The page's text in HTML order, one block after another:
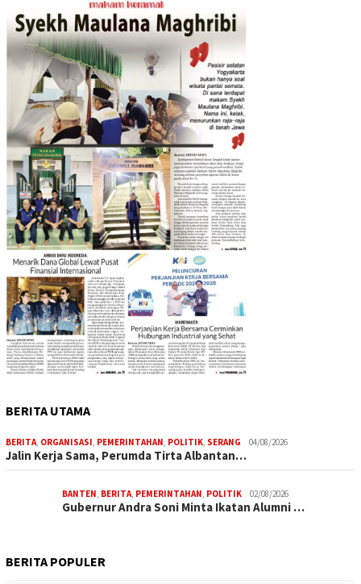
BERITA UTAMA
BERITA, ORGANISASI, PEMERINTAHAN, POLITIK, SERANG 04/08/2026
Jalin Kerja Sama, Perumda Tirta Albantan…
BANTEN, BERITA, PEMERINTAHAN, POLITIK 02/08/2026
Gubernur Andra Soni Minta Ikatan Alumni …
BERITA POPULER